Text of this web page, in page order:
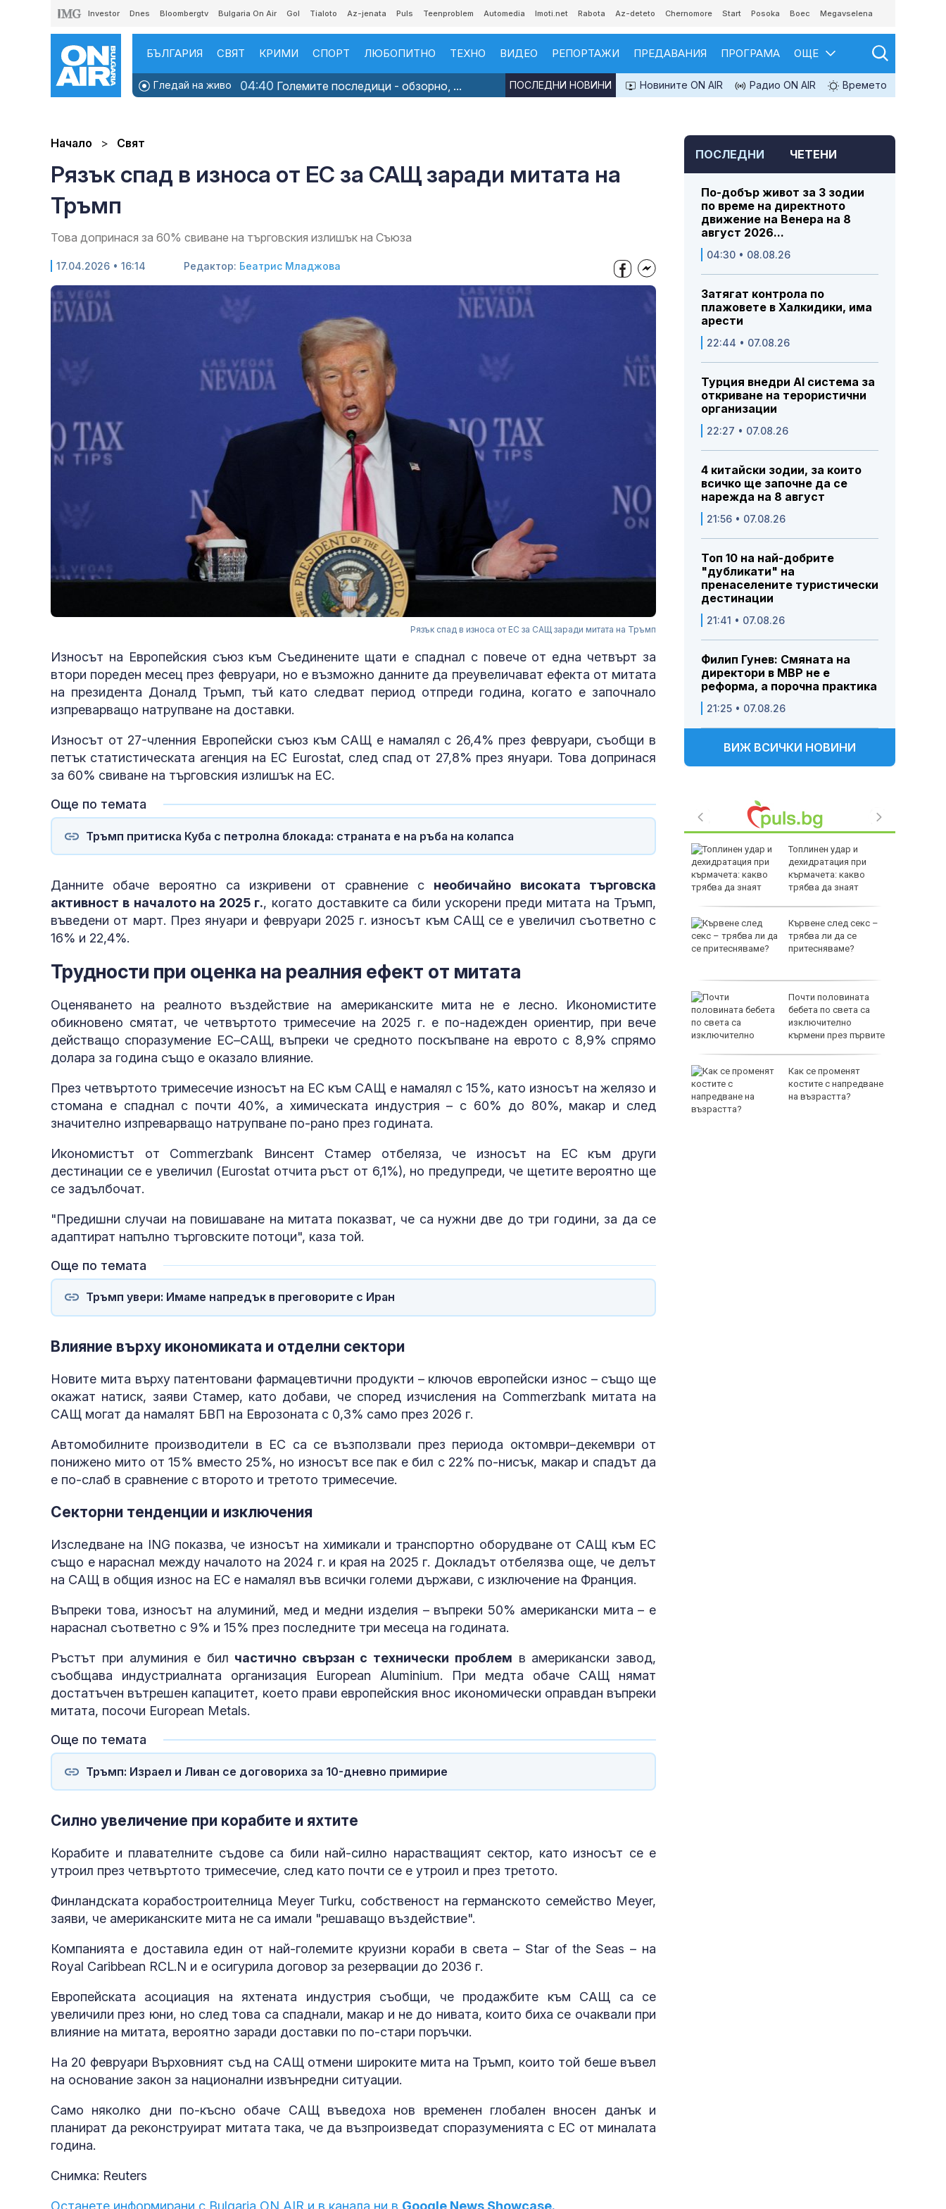
Investor Dnes Bloombergtv Bulgaria On Air Gol Tialoto Az-jenata Puls Teenproblem Automedia Imoti.net Rabota Az-deteto Chernomore Start Posoka Boec Megavselena
БЪЛГАРИЯ СВЯТ КРИМИ СПОРТ ЛЮБОПИТНО ТЕХНО ВИДЕО РЕПОРТАЖИ ПРЕДАВАНИЯ ПРОГРАМА ОЩЕ
Гледай на живо 04:40 Големите последици - обзорно, ... Новините ON AIR Радио ON AIR Времето
ПОСЛЕДНИ НОВИНИ
Начало Свят
Рязък спад в износа от ЕС за САЩ заради митата на
Тръмп
Това допринася за 60% свиване на търговския излишък на Съюза
17.04.2026 • 16:14 Редактор: Беатрис Младжова
Рязък спад в износа от ЕС за САЩ заради митата на Тръмп
Износът на Европейския съюз към Съединените щати е спаднал с повече от една четвърт за
втори пореден месец през февруари, но е възможно данните да преувеличават ефекта от митата
на президента Доналд Тръмп, тъй като следват период отпреди година, когато е започнало
изпреварващо натрупване на доставки.
Износът от 27-членния Европейски съюз към САЩ е намалял с 26,4% през февруари, съобщи в
петък статистическата агенция на ЕС Eurostat, след спад от 27,8% през януари. Това допринася
за 60% свиване на търговския излишък на ЕС.
Още по темата
Тръмп притиска Куба с петролна блокада: страната е на ръба на колапса
Данните обаче вероятно са изкривени от сравнение с необичайно високата търговска
активност в началото на 2025 г., когато доставките са били ускорени преди митата на Тръмп,
въведени от март. През януари и февруари 2025 г. износът към САЩ се е увеличил съответно с
16% и 22,4%.
Трудности при оценка на реалния ефект от митата
Оценяването на реалното въздействие на американските мита не е лесно. Икономистите
обикновено смятат, че четвъртото тримесечие на 2025 г. е по-надежден ориентир, при вече
действащо споразумение ЕС–САЩ, въпреки че средното поскъпване на еврото с 8,9% спрямо
долара за година също е оказало влияние.
През четвъртото тримесечие износът на ЕС към САЩ е намалял с 15%, като износът на желязо и
стомана е спаднал с почти 40%, а химическата индустрия – с 60% до 80%, макар и след
значително изпреварващо натрупване по-рано през годината.
Икономистът от Commerzbank Винсент Стамер отбеляза, че износът на ЕС към други
дестинации се е увеличил (Eurostat отчита ръст от 6,1%), но предупреди, че щетите вероятно ще
се задълбочат.
"Предишни случаи на повишаване на митата показват, че са нужни две до три години, за да се
адаптират напълно търговските потоци", каза той.
Още по темата
Тръмп увери: Имаме напредък в преговорите с Иран
Влияние върху икономиката и отделни сектори
Новите мита върху патентовани фармацевтични продукти – ключов европейски износ – също ще
окажат натиск, заяви Стамер, като добави, че според изчисления на Commerzbank митата на
САЩ могат да намалят БВП на Еврозоната с 0,3% само през 2026 г.
Автомобилните производители в ЕС са се възползвали през периода октомври–декември от
понижено мито от 15% вместо 25%, но износът все пак е бил с 22% по-нисък, макар и спадът да
е по-слаб в сравнение с второто и третото тримесечие.
Секторни тенденции и изключения
Изследване на ING показва, че износът на химикали и транспортно оборудване от САЩ към ЕС
също е нараснал между началото на 2024 г. и края на 2025 г. Докладът отбелязва още, че делът
на САЩ в общия износ на ЕС е намалял във всички големи държави, с изключение на Франция.
Въпреки това, износът на алуминий, мед и медни изделия – въпреки 50% американски мита – е
нараснал съответно с 9% и 15% през последните три месеца на годината.
Ръстът при алуминия е бил частично свързан с технически проблем в американски завод,
съобщава индустриалната организация European Aluminium. При медта обаче САЩ нямат
достатъчен вътрешен капацитет, което прави европейския внос икономически оправдан въпреки
митата, посочи European Metals.
Още по темата
Тръмп: Израел и Ливан се договориха за 10-дневно примирие
Силно увеличение при корабите и яхтите
Корабите и плавателните съдове са били най-силно нарастващият сектор, като износът се е
утроил през четвъртото тримесечие, след като почти се е утроил и през третото.
Финландската корабостроителница Meyer Turku, собственост на германското семейство Meyer,
заяви, че американските мита не са имали "решаващо въздействие".
Компанията е доставила един от най-големите круизни кораби в света – Star of the Seas – на
Royal Caribbean RCL.N и е осигурила договор за резервации до 2036 г.
Европейската асоциация на яхтената индустрия съобщи, че продажбите към САЩ са се
увеличили през юни, но след това са спаднали, макар и не до нивата, които биха се очаквали при
влияние на митата, вероятно заради доставки по по-стари поръчки.
На 20 февруари Върховният съд на САЩ отмени широките мита на Тръмп, които той беше въвел
на основание закон за национални извънредни ситуации.
Само няколко дни по-късно обаче САЩ въведоха нов временен глобален вносен данък и
планират да реконструират митата така, че да възпроизведат споразуменията с ЕС от миналата
година.
Снимка: Reuters
Останете информирани с Bulgaria ON AIR и в канала ни в Google News Showcase.
ПОСЛЕДНИ ЧЕТЕНИ
По-добър живот за 3 зодии
по време на директното
движение на Венера на 8
август 2026...
04:30 • 08.08.26
Затягат контрола по
плажовете в Халкидики, има
арести
22:44 • 07.08.26
Турция внедри AI система за
откриване на терористични
организации
22:27 • 07.08.26
4 китайски зодии, за които
всичко ще започне да се
нарежда на 8 август
21:56 • 07.08.26
Топ 10 на най-добрите
"дубликати" на
пренаселените туристически
дестинации
21:41 • 07.08.26
Филип Гунев: Смяната на
директори в МВР не е
реформа, а порочна практика
21:25 • 07.08.26
ВИЖ ВСИЧКИ НОВИНИ
Страх в Кремъл: ФСБ
Страната ни се
Острова се продава
Lada Niva уникат за 22
хил. паунда
какво предстои за
Топлинен удар и
дехидратация при
кърмачета: какво
трябва да знаят
Кървене след секс –
трябва ли да се
притесняваме?
Почти половината
бебета по света са
изключително
кърмени през първите
Как се променят
костите с напредване
на възрастта?